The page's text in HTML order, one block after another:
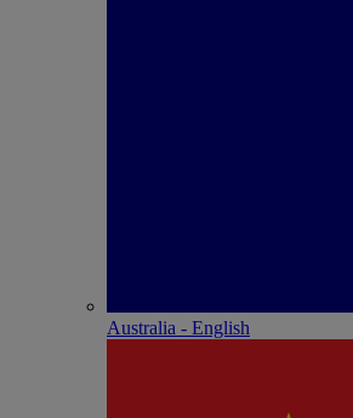
Australia - English